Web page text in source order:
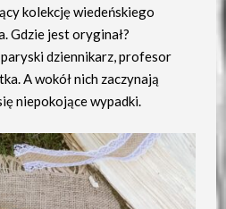
kolekcję wiedeńskiego
Gdzie jest oryginał?
dziennikarz, profesor
A wokół nich zaczynają
niepokojące wypadki.